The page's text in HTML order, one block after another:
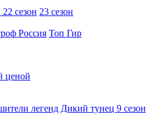
22 сезон 23 сезон
Россия Топ Гир
ценой
легенд Дикий тунец 9 сезон